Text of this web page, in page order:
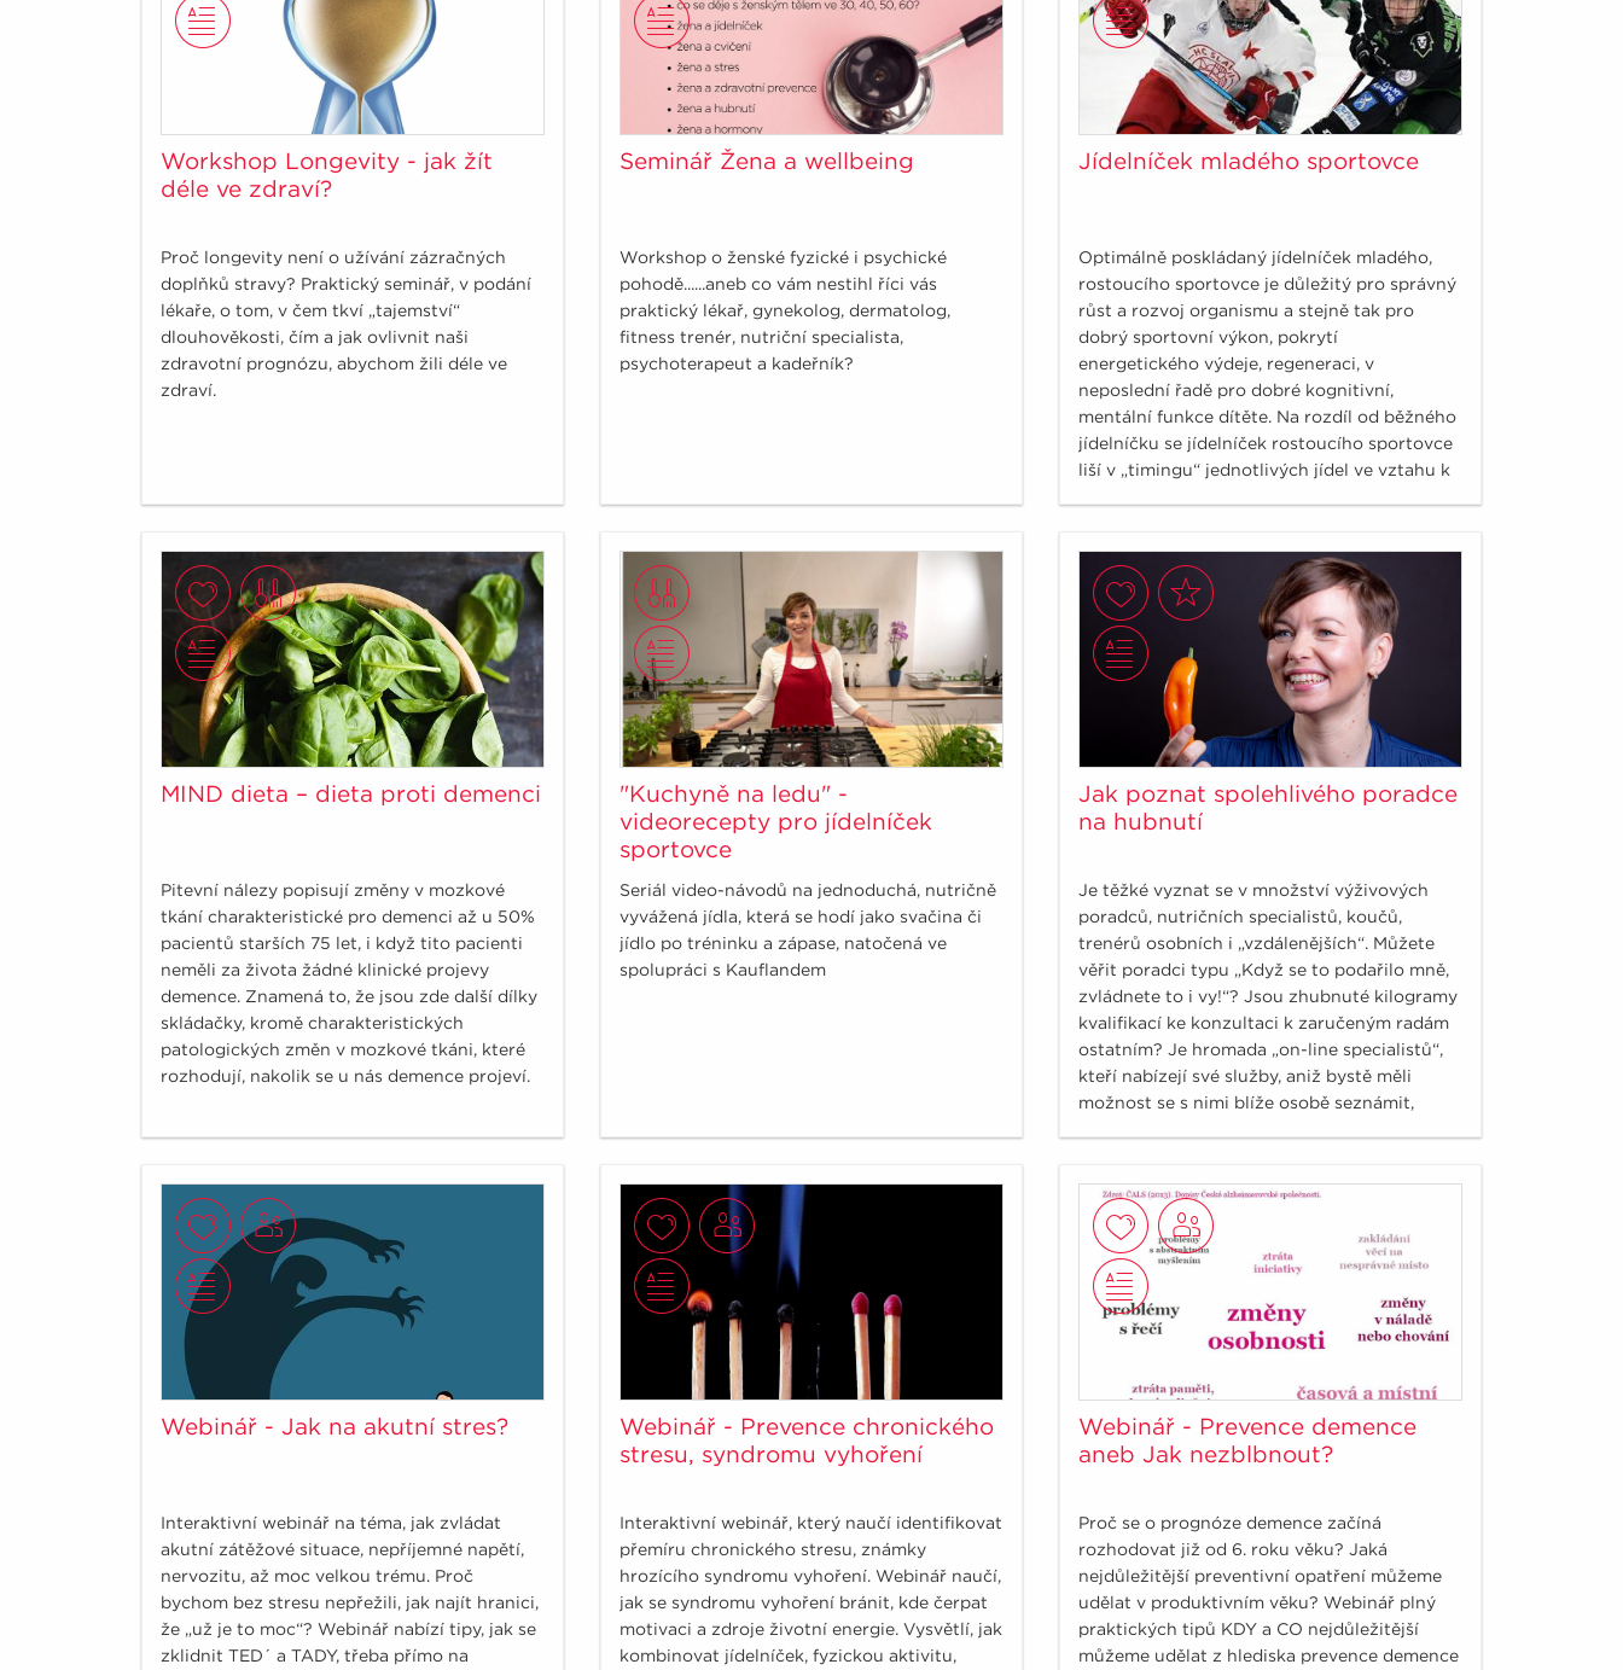
Workshop Longevity - jak žít
déle ve zdraví?
Proč longevity není o užívání zázračných
doplňků stravy? Praktický seminář, v podání
lékaře, o tom, v čem tkví „tajemství“
dlouhověkosti, čím a jak ovlivnit naši
zdravotní prognózu, abychom žili déle ve
zdraví.
Seminář Žena a wellbeing
Workshop o ženské fyzické i psychické
pohodě......aneb co vám nestihl říci vás
praktický lékař, gynekolog, dermatolog,
fitness trenér, nutriční specialista,
psychoterapeut a kadeřník?
Jídelníček mladého sportovce
Optimálně poskládaný jídelníček mladého,
rostoucího sportovce je důležitý pro správný
růst a rozvoj organismu a stejně tak pro
dobrý sportovní výkon, pokrytí
energetického výdeje, regeneraci, v
neposlední řadě pro dobré kognitivní,
mentální funkce dítěte. Na rozdíl od běžného
jídelníčku se jídelníček rostoucího sportovce
liší v „timingu“ jednotlivých jídel ve vztahu k
MIND dieta – dieta proti demenci
Pitevní nálezy popisují změny v mozkové
tkání charakteristické pro demenci až u 50%
pacientů starších 75 let, i když tito pacienti
neměli za života žádné klinické projevy
demence. Znamená to, že jsou zde další dílky
skládačky, kromě charakteristických
patologických změn v mozkové tkáni, které
rozhodují, nakolik se u nás demence projeví.
"Kuchyně na ledu" -
videorecepty pro jídelníček
sportovce
Seriál video-návodů na jednoduchá, nutričně
vyvážená jídla, která se hodí jako svačina či
jídlo po tréninku a zápase, natočená ve
spolupráci s Kauflandem
Jak poznat spolehlivého poradce
na hubnutí
Je těžké vyznat se v množství výživových
poradců, nutričních specialistů, koučů,
trenérů osobních i „vzdálenějších“. Můžete
věřit poradci typu „Když se to podařilo mně,
zvládnete to i vy!“? Jsou zhubnuté kilogramy
kvalifikací ke konzultaci k zaručeným radám
ostatním? Je hromada „on-line specialistů“,
kteří nabízejí své služby, aniž bystě měli
možnost se s nimi blíže osobě seznámit,
Webinář - Jak na akutní stres?
Interaktivní webinář na téma, jak zvládat
akutní zátěžové situace, nepříjemné napětí,
nervozitu, až moc velkou trému. Proč
bychom bez stresu nepřežili, jak najít hranici,
že „už je to moc“? Webinář nabízí tipy, jak se
zklidnit TED´ a TADY, třeba přímo na
Webinář - Prevence chronického
stresu, syndromu vyhoření
Interaktivní webinář, který naučí identifikovat
přemíru chronického stresu, známky
hrozícího syndromu vyhoření. Webinář naučí,
jak se syndromu vyhoření bránit, kde čerpat
motivaci a zdroje životní energie. Vysvětlí, jak
kombinovat jídelníček, fyzickou aktivitu,
Webinář - Prevence demence
aneb Jak nezblbnout?
Proč se o prognóze demence začíná
rozhodovat již od 6. roku věku? Jaká
nejdůležitější preventivní opatření můžeme
udělat v produktivním věku? Webinář plný
praktických tipů KDY a CO nejdůležitější
můžeme udělat z hlediska prevence demence